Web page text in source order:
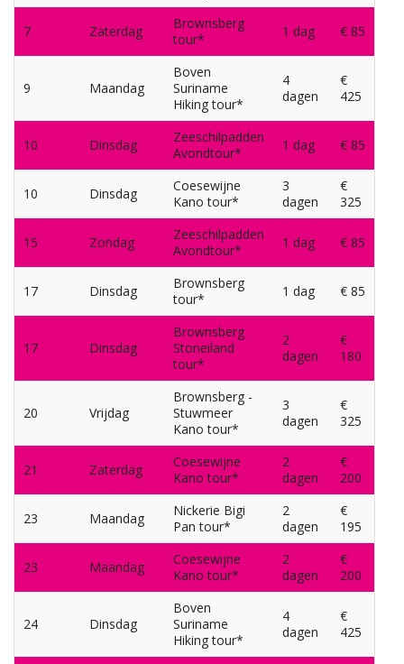
7 Zaterdag
Brownsberg
tour*
1 dag € 85
9 Maandag
Boven
Suriname
Hiking tour*
4
dagen
€
425
10 Dinsdag
Zeeschilpadden
Avondtour*
1 dag € 85
10 Dinsdag
Coesewijne
Kano tour*
3
dagen
€
325
15 Zondag
Zeeschilpadden
Avondtour*
1 dag € 85
17 Dinsdag
Brownsberg
tour*
1 dag € 85
17 Dinsdag
Brownsberg
Stoneiland
tour*
2
dagen
€
180
20 Vrijdag
Brownsberg -
Stuwmeer
Kano tour*
3
dagen
€
325
21 Zaterdag
Coesewijne
Kano tour*
2
dagen
€
200
23 Maandag
Nickerie Bigi
Pan tour*
2
dagen
€
195
23 Maandag
Coesewijne
Kano tour*
2
dagen
€
200
24 Dinsdag
Boven
Suriname
Hiking tour*
4
dagen
€
425